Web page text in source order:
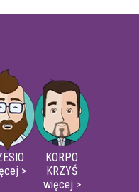
>
KORPO
KRZYŚ
więcej >